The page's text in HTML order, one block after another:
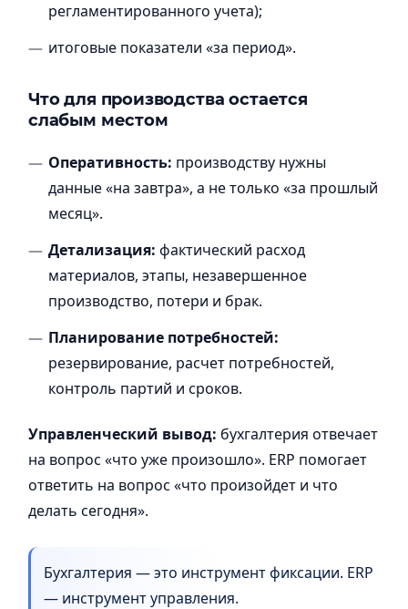
регламентированного учета);
итоговые показатели «за период».
Что для производства остается
слабым местом
Оперативность: производству нужны
данные «на завтра», а не только «за прошлый
месяц».
Детализация: фактический расход
материалов, этапы, незавершенное
производство, потери и брак.
Планирование потребностей:
резервирование, расчет потребностей,
контроль партий и сроков.
Управленческий вывод: бухгалтерия отвечает
на вопрос «что уже произошло». ERP помогает
ответить на вопрос «что произойдет и что
делать сегодня».
Бухгалтерия — это инструмент фиксации. ERP
— инструмент управления.